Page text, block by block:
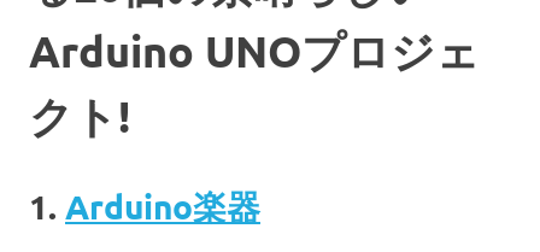
Arduino UNOプロジェ
クト!
1. Arduino楽器